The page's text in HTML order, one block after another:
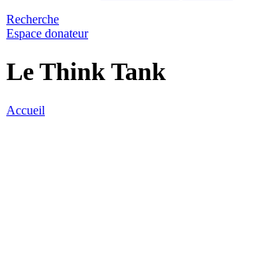
Recherche
Espace donateur
Le Think Tank
Accueil